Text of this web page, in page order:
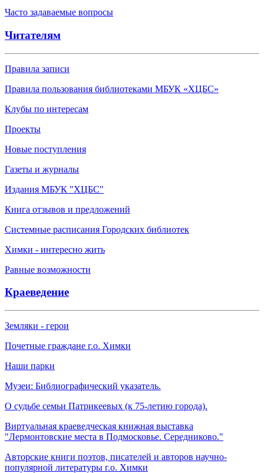
Часто задаваемые вопросы
Читателям
Правила записи
Правила пользования библиотеками МБУК «ХЦБС»
Клубы по интересам
Проекты
Новые поступления
Газеты и журналы
Издания МБУК "ХЦБС"
Книга отзывов и предложений
Системные расписания Городских библиотек
Химки - интересно жить
Равные возможности
Краеведение
Земляки - герои
Почетные граждане г.о. Химки
Наши парки
Музеи: Библиографический указатель.
О судьбе семьи Патрикеевых (к 75-летию города).
Виртуальная краеведческая книжная выставка
"Лермонтовские места в Подмосковье. Середниково."
Авторские книги поэтов, писателей и авторов научно-
популярной литературы г.о. Химки